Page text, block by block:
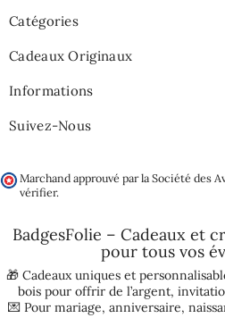
Catégories
Cadeaux Originaux
Informations
Suivez-Nous
Marchand approuvé par la Société des
vérifier.
BadgesFolie – Cadeaux et
pour tous vos
🎁 Cadeaux uniques et
bois pour offrir de l’argent,
💌 Pour mariage, anniversaire,